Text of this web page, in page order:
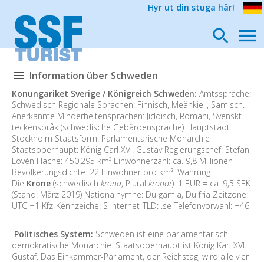
Hyr ut din stuga här!
Information über Schweden
Konungariket Sverige / Königreich Schweden: Amtssprache:
Schwedisch Regionale Sprachen: Finnisch, Meänkieli, Samisch.
Anerkannte Minderheitensprachen: Jiddisch, Romani, Svenskt
teckenspråk (schwedische Gebärdensprache) Hauptstadt:
Stockholm Staatsform: Parlamentarische Monarchie
Staatsoberhaupt: König Carl XVI. Gustav Regierungschef: Stefan
Lövén Fläche: 450.295 km² Einwohnerzahl: ca. 9,8 Millionen
Bevölkerungsdichte: 22 Einwohner pro km². Währung:
Die Krone (schwedisch krona, Plural kronor). 1 EUR = ca. 9,5 SEK
(Stand: März 2019) Nationalhymne: Du gamla, Du fria Zeitzone:
UTC +1 Kfz-Kennzeiche: S Internet-TLD: .se Telefonvorwahl: +46
Politisches System: Schweden ist eine parlamentarisch-
demokratische Monarchie. Staatsoberhaupt ist König Karl XVI.
Gustaf. Das Einkammer-Parlament, der Reichstag, wird alle vier